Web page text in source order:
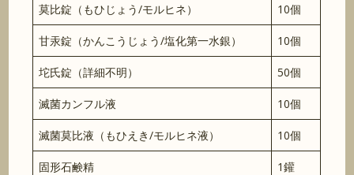
莫比錠（もひじょう/モルヒネ） 10個
甘汞錠（かんこうじょう/塩化第一水銀） 10個
坨氏錠（詳細不明） 50個
滅菌カンフル液 10個
滅菌莫比液（もひえき/モルヒネ液） 10個
固形石鹸精 1鑵